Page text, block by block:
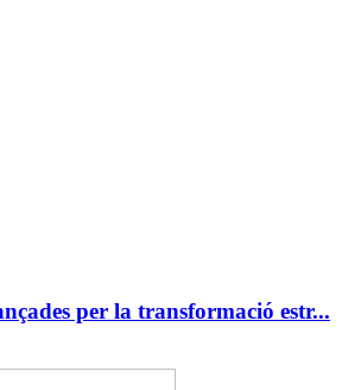
per la transformació estr...